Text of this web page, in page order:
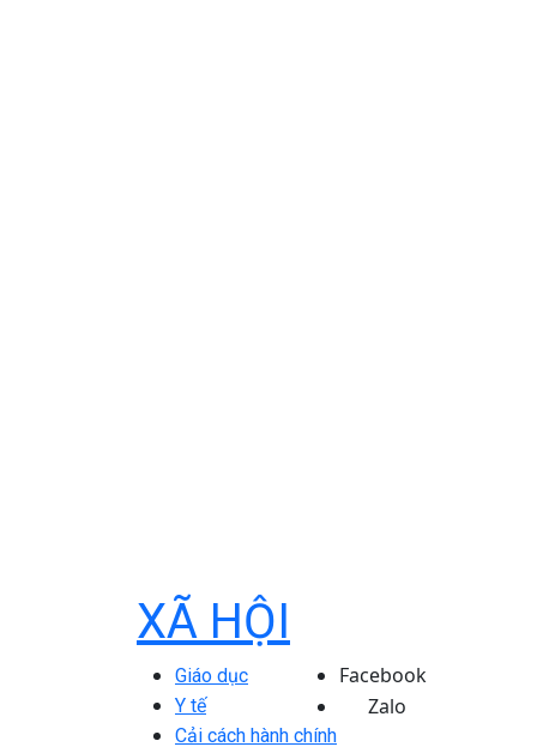
XÃ HỘI
Giáo dục
Y tế
Cải cách hành chính
Facebook
Zalo